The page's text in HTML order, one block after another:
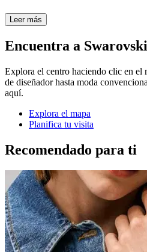
Leer más
Encuentra a Swarovski
Explora el centro haciendo clic en el
de diseñador hasta moda
aquí.
Explora el mapa
Planifica tu visita
Recomendado para ti